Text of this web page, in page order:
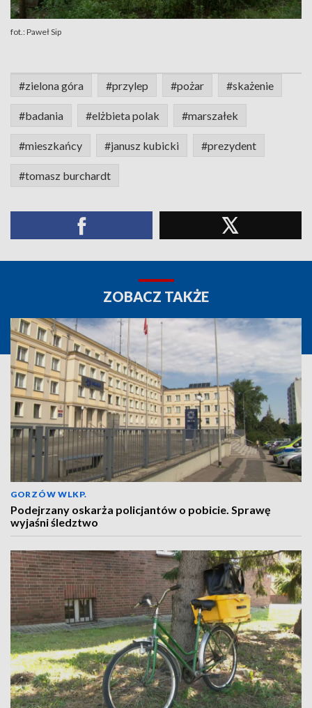
fot.: Paweł Sip
#zielona góra #przylep #pożar #skażenie
#badania #elżbieta polak #marszałek
#mieszkańcy #janusz kubicki #prezydent
#tomasz burchardt
ZOBACZ TAKŻE
GORZÓW WLKP.
Podejrzany oskarża policjantów o pobicie. Sprawę
wyjaśni śledztwo